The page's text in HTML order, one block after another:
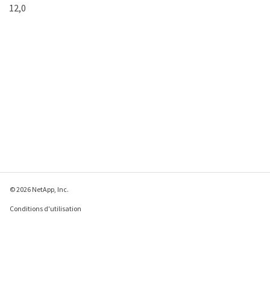
12,0
© 2026 NetApp, Inc.
Conditions d'utilisation